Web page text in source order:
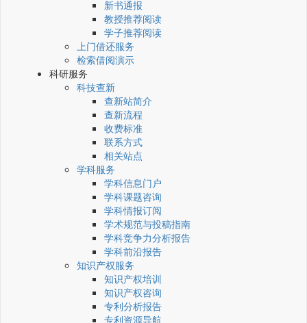
新书通报
教授推荐阅读
学子推荐阅读
上门借还服务
检索借阅演示
科研服务
科技查新
查新站简介
查新流程
收费标准
联系方式
相关站点
学科服务
学科信息门户
学科课题咨询
学科情报订阅
学术规范与投稿指南
学科竞争力分析报告
学科前沿报告
知识产权服务
知识产权培训
知识产权咨询
专利分析报告
专利资源导航